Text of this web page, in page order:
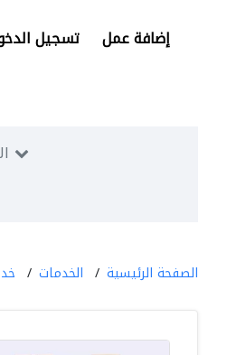
تسجيل إضافة عمل
الصفحة الرئيسية الخدمات